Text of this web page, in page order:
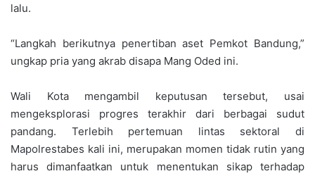
lalu.
“Langkah berikutnya penertiban aset Pemkot Bandung,”
ungkap pria yang akrab disapa Mang Oded ini.
Wali Kota mengambil keputusan tersebut, usai
mengeksplorasi progres terakhir dari berbagai sudut
pandang. Terlebih pertemuan lintas sektoral di
Mapolrestabes kali ini, merupakan momen tidak rutin yang
harus dimanfaatkan untuk menentukan sikap terhadap